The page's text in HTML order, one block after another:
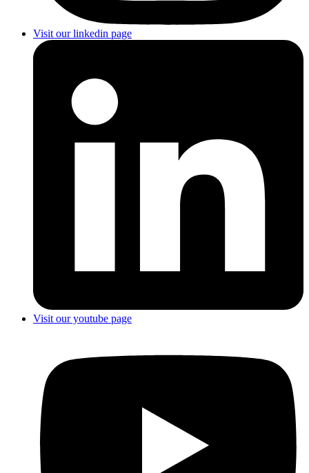
Visit our linkedin page
Visit our youtube page